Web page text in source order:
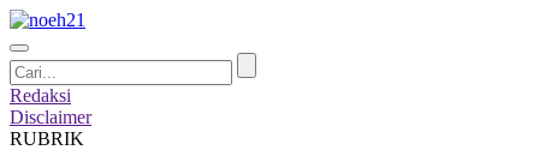
Redaksi
Disclaimer
RUBRIK